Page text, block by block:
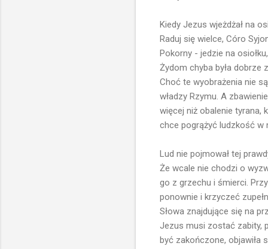
Kiedy Jezus wjeżdżał na
Raduj się wielce, Córo
Pokorny - jedzie na
Żydom chyba była dobrze
Choć te wyobrażenia nie
władzy Rzymu. A
więcej niż obalenie tyrana,
chce pogrążyć ludzkość w
Lud nie pojmował tej
Że wcale nie chodzi o
go z grzechu i śmierci.
ponownie i krzyczeć
Słowa znajdujące się na
Jezus musi zostać zabity,
być zakończone, objawiła